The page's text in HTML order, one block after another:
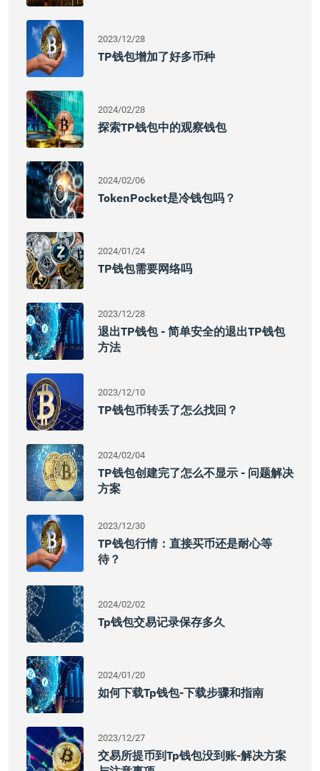
2023/12/28
TP钱包增加了好多币种
2024/02/28
探索TP钱包中的观察钱包
2024/02/06
TokenPocket是冷钱包吗？
2024/01/24
TP钱包需要网络吗
2023/12/28
退出TP钱包 - 简单安全的退出TP钱包
方法
2023/12/10
TP钱包币转丢了怎么找回？
2024/02/04
TP钱包创建完了怎么不显示 - 问题解决
方案
2023/12/30
TP钱包行情：直接买币还是耐心等
待？
2024/02/02
Tp钱包交易记录保存多久
2024/01/20
如何下载tp钱包-下载步骤和指南
2023/12/27
交易所提币到tp钱包没到账-解决方案